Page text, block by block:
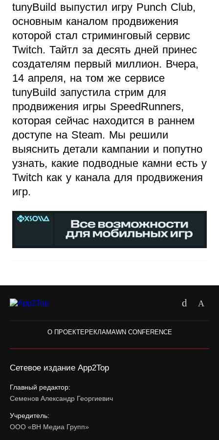
tunyBuild выпустил игру Punch Club,
основным каналом продвижения
которой стал стриминговый сервис
Twitch. Тайтл за десять дней принес
создателям первый миллион. Вчера,
14 апреля, на том же сервисе
tunyBuild запустила стрим для
продвижения игры SpeedRunners,
которая сейчас находится в раннем
доступе на Steam. Мы решили
выяснить детали кампании и попутно
узнать, какие подводные камни есть у
Twitch как у канала для продвижения
игр.
О ПРОЕКТЕРЕКЛАМАWN CONFERENCE
Сетевое издание App2Top
Главный редактор:
Семенов Александр Георгиевич
Учредитель:
ООО «ВН Медиа Групп»